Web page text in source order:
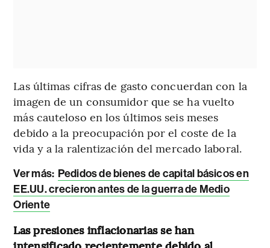
Las últimas cifras de gasto concuerdan con la
imagen de un consumidor que se ha vuelto
más cauteloso en los últimos seis meses
debido a la preocupación por el coste de la
vida y a la ralentización del mercado laboral.
Ver más: Pedidos de bienes de capital básicos en
EE.UU. crecieron antes de la guerra de Medio
Oriente
Las presiones inflacionarias se han